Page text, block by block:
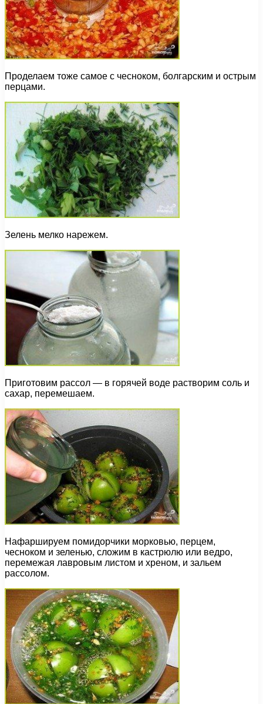
Проделаем тоже самое с чесноком, болгарским и острым
перцами.
Зелень мелко нарежем.
Приготовим рассол — в горячей воде растворим соль и
сахар, перемешаем.
Нафаршируем помидорчики морковью, перцем,
чесноком и зеленью, сложим в кастрюлю или ведро,
перемежая лавровым листом и хреном, и зальем
рассолом.